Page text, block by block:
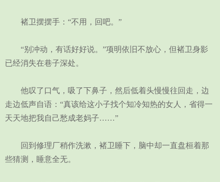
褚卫摆摆手：“不用，回吧。”
“别冲动，有话好好说。”项明依旧不放心，但褚卫身影
已经消失在巷子深处。
他叹了口气，吸了下鼻子，然后低着头慢慢往回走，边
走边低声自语：“真该给这小子找个知冷知热的女人，省得一
天天地把我自己愁成老妈子……”
回到修理厂稍作洗漱，褚卫睡下，脑中却一直盘桓着那
些猜测，睡意全无。